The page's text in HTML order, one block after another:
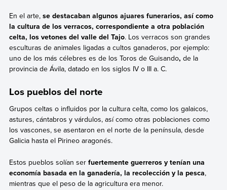
En el arte, se destacaban algunos ajuares funerarios, así como
la cultura de los verracos, correspondiente a otra población
celta, los vetones del valle del Tajo. Los verracos son grandes
esculturas de animales ligadas a cultos ganaderos, por ejemplo:
uno de los más célebres es de los Toros de Guisando, de la
provincia de Ávila, datado en los siglos IV o III a. C.
Los pueblos del norte
Grupos celtas o influidos por la cultura celta, como los galaicos,
astures, cántabros y várdulos, así como otras poblaciones como
los vascones, se asentaron en el norte de la península, desde
Galicia hasta el Pirineo aragonés.
Estos pueblos solían ser fuertemente guerreros y tenían una
economía basada en la ganadería, la recolección y la pesca,
mientras que el peso de la agricultura era menor.